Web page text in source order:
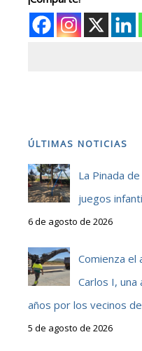
ÚLTIMAS NOTICIAS
La Pinada
juegos
6 de agosto de 2026
Comienza el
Carlos I,
años por los vecinos
5 de agosto de 2026